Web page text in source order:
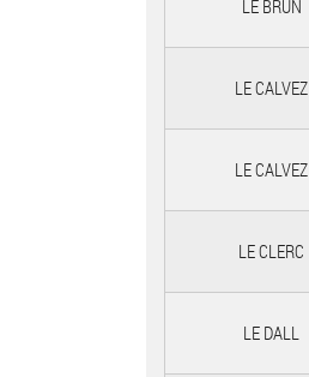
LE BRUN
LE CALVEZ
LE CALVEZ
LE CLERC
LE DALL